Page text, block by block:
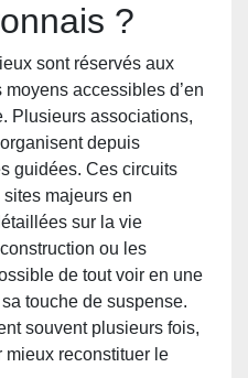
?
sont réservés aux
accessibles d’en
Plusieurs associations,
depuis
guidées. Ces circuits
majeurs en
sur la vie
ou les
de tout voir en une
touche de suspense.
souvent plusieurs fois,
reconstituer le